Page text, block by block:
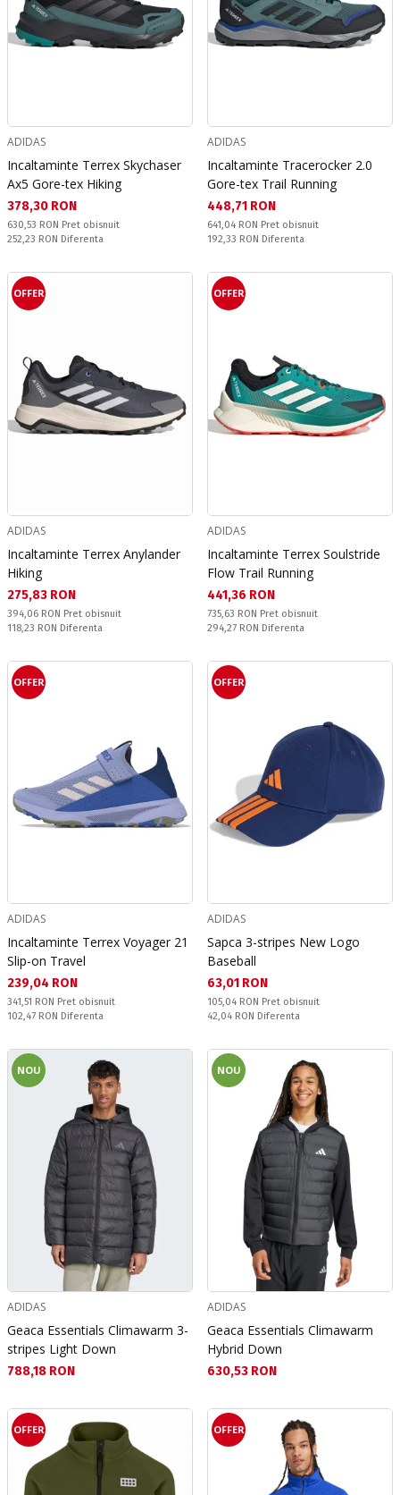
ADIDAS
Incaltaminte Terrex Skychaser
Ax5 Gore-tex Hiking
Текуща цена:
378,30 RON
Pret obisnuit:
630,53 RON Pret obisnuit
Спестявате:
252,23 RON Diferenta
ADIDAS
Incaltaminte Tracerocker 2.0
Gore-tex Trail Running
Текуща цена:
448,71 RON
Pret obisnuit:
641,04 RON Pret obisnuit
Спестявате:
192,33 RON Diferenta
OFFER
ADIDAS
Incaltaminte Terrex Anylander
Hiking
Текуща цена:
275,83 RON
Pret obisnuit:
394,06 RON Pret obisnuit
Спестявате:
118,23 RON Diferenta
OFFER
ADIDAS
Incaltaminte Terrex Soulstride
Flow Trail Running
Текуща цена:
441,36 RON
Pret obisnuit:
735,63 RON Pret obisnuit
Спестявате:
294,27 RON Diferenta
OFFER
ADIDAS
Incaltaminte Terrex Voyager 21
Slip-on Travel
Текуща цена:
239,04 RON
Pret obisnuit:
341,51 RON Pret obisnuit
Спестявате:
102,47 RON Diferenta
OFFER
ADIDAS
Sapca 3-stripes New Logo
Baseball
Текуща цена:
63,01 RON
Pret obisnuit:
105,04 RON Pret obisnuit
Спестявате:
42,04 RON Diferenta
NOU
ADIDAS
Geaca Essentials Climawarm 3-
stripes Light Down
Текуща цена:
788,18 RON
NOU
ADIDAS
Geaca Essentials Climawarm
Hybrid Down
Текуща цена:
630,53 RON
OFFER OFFER